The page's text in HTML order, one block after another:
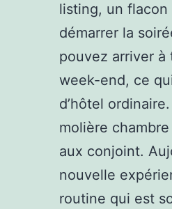
listing, un
démarrer la
pouvez arriver
week-end, ce
d’hôtel
molière
aux conjoint.
nouvelle
routine qui est